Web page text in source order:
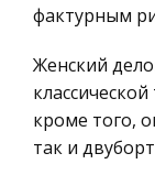
Биология
Искусство
и заводов
фактурным
Женский
кроме того,
так и